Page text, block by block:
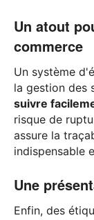
Un atout
commerce
Un système
la gestion des
suivre
risque de
assure la
indispensable
Une
Enfin, des